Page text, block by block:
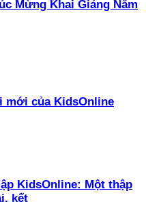
Mừng Khai Giảng Năm
mới của KidsOnline
KidsOnline: Một thập
kết